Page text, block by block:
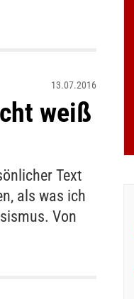
weiß
13.07.2016
Text
als was ich
Von